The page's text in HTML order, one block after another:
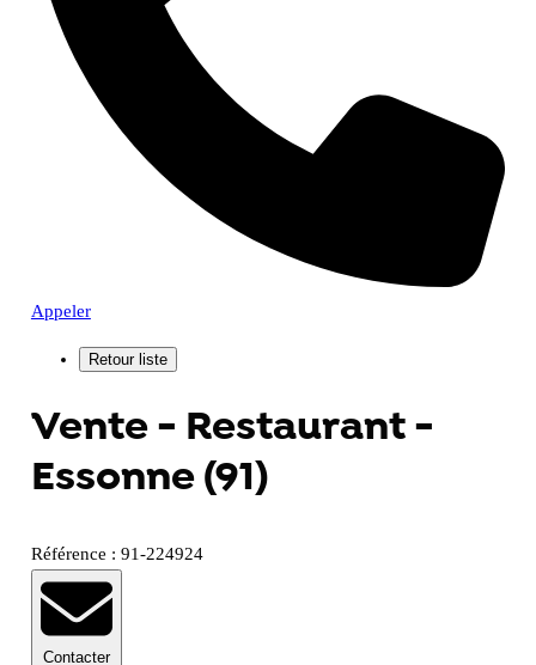
Appeler
Vente - Restaurant -
Essonne (91)
Référence : 91-224924
Contacter